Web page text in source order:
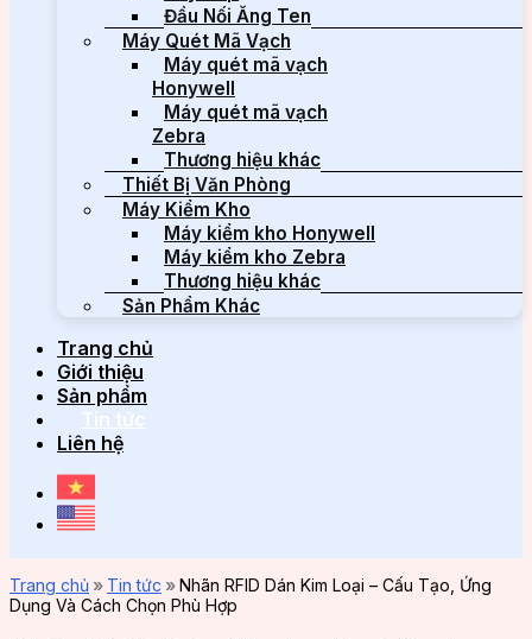
Đầu Nối Ăng Ten
Máy Quét Mã Vạch
Máy quét mã vạch
Honywell
Máy quét mã vạch
Zebra
Thương hiệu khác
Thiết Bị Văn Phòng
Máy Kiểm Kho
Máy kiểm kho Honywell
Máy kiểm kho Zebra
Thương hiệu khác
Sản Phẩm Khác
Trang chủ
Giới thiệu
Sản phẩm
Tin tức
Liên hệ
Trang chủ » Tin tức »Nhãn RFID Dán Kim Loại – Cấu Tạo, Ứng
Dụng Và Cách Chọn Phù Hợp